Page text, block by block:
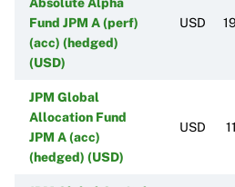
Fund JPM A (perf)
(acc) (hedged)
(USD)
USD
JPM Global
Allocation Fund
JPM A (acc)
(hedged) (USD)
USD